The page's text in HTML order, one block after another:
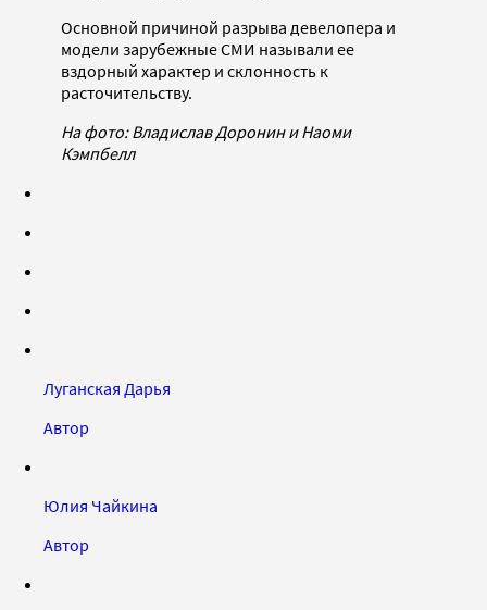
Основной причиной разрыва девелопера и
модели зарубежные СМИ называли ее
вздорный характер и склонность к
расточительству.
На фото: Владислав Доронин и Наоми
Кэмпбелл
Луганская Дарья
Автор
Юлия Чайкина
Автор